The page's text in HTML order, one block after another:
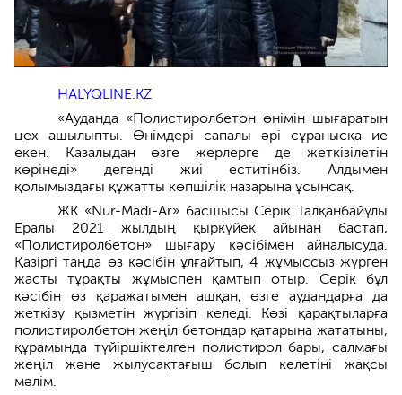
HALYQLINE.KZ
«Ауданда «Полистиролбетон өнімін шығаратын
цех ашылыпты. Өнімдері сапалы әрі сұранысқа ие
екен. Қазалыдан өзге жерлерге де жеткізілетін
көрінеді» дегенді жиі еститінбіз. Алдымен
қолымыздағы құжатты көпшілік назарына ұсынсақ.
ЖК «Nur-Madi-Ar» басшысы Серік Талқанбайұлы
Ералы 2021 жылдың қыркүйек айынан бастап,
«Полистиролбетон» шығару кәсібімен айналысуда.
Қазіргі таңда өз кәсібін ұлғайтып, 4 жұмыссыз жүрген
жасты тұрақты жұмыспен қамтып отыр. Серік бұл
кәсібін өз қаражатымен ашқан, өзге аудандарға да
жеткізу қызметін жүргізіп келеді. Көзі қарақтыларға
полистиролбетон жеңіл бетондар қатарына жататыны,
құрамында түйіршіктелген полистирол бары, салмағы
жеңіл және жылусақтағыш болып келетіні жақсы
мәлім.